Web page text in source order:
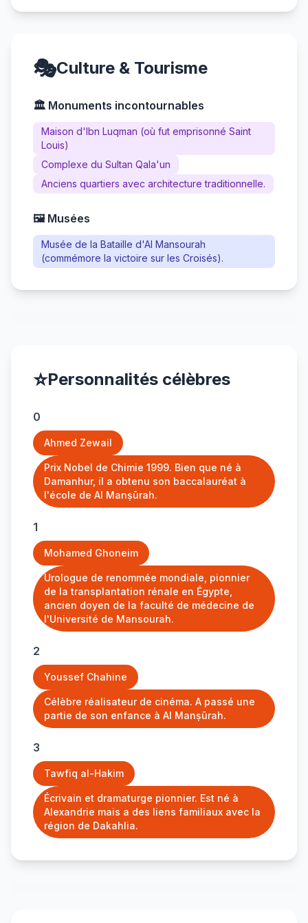
🎭Culture & Tourisme
🏛️ Monuments incontournables
Maison d'Ibn Luqman (où fut emprisonné Saint
Louis)
Complexe du Sultan Qala'un
Anciens quartiers avec architecture traditionnelle.
🖼️ Musées
Musée de la Bataille d'Al Mansourah
(commémore la victoire sur les Croisés).
⭐Personnalités célèbres
0
Ahmed Zewail
Prix Nobel de Chimie 1999. Bien que né à
Damanhur, il a obtenu son baccalauréat à
l'école de Al Manṣūrah.
1
Mohamed Ghoneim
Urologue de renommée mondiale, pionnier
de la transplantation rénale en Égypte,
ancien doyen de la faculté de médecine de
l'Université de Mansourah.
2
Youssef Chahine
Célèbre réalisateur de cinéma. A passé une
partie de son enfance à Al Manṣūrah.
3
Tawfiq al-Hakim
Écrivain et dramaturge pionnier. Est né à
Alexandrie mais a des liens familiaux avec la
région de Dakahlia.